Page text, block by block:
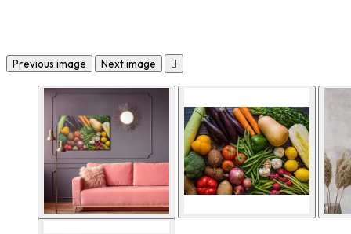
Previous image Next image 